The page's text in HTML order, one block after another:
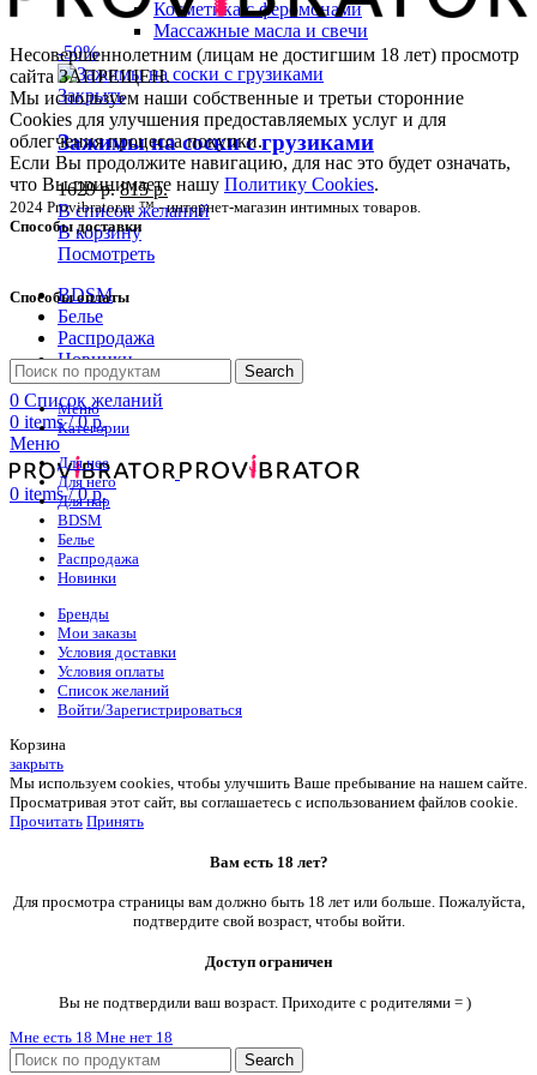
Косметика с феромонами
Массажные масла и свечи
-50%
Закрыть
Зажимы на соски с грузиками
1629р. 815р.
В список желаний
В корзину
Посмотреть
BDSM
Белье
Распродажа
Новинки
0 Список желаний
0 items / 0р.
Меню
0 items / 0р.
Несовершеннолетним (лицам не достигшим 18 лет) просмотр
сайта ЗАПРЕЩЕН.
Мы используем наши собственные и третьи сторонние
Cookies для улучшения предоставляемых услуг и для
облегчения процесса покупки.
Если Вы продолжите навигацию, для нас это будет означать,
что Вы принимаете нашу Политику Cookies.
2024 Provibrator.ru ™ - интернет-магазин интимных товаров.
Способы доставки
Способы оплаты
Search
Меню
Категории
Для нее
Для него
Для пар
BDSM
Белье
Распродажа
Новинки
Бренды
Мои заказы
Условия доставки
Условия оплаты
Список желаний
Войти/Зарегистрироваться
Корзина
закрыть
Мы используем cookies, чтобы улучшить Ваше пребывание на нашем сайте.
Просматривая этот сайт, вы соглашаетесь с использованием файлов cookie.
Прочитать Принять
Вам есть 18 лет?
Для просмотра страницы вам должно быть 18 лет или больше. Пожалуйста,
подтвердите свой возраст, чтобы войти.
Доступ ограничен
Вы не подтвердили ваш возраст. Приходите с родителями = )
Мне есть 18 Мне нет 18
Search